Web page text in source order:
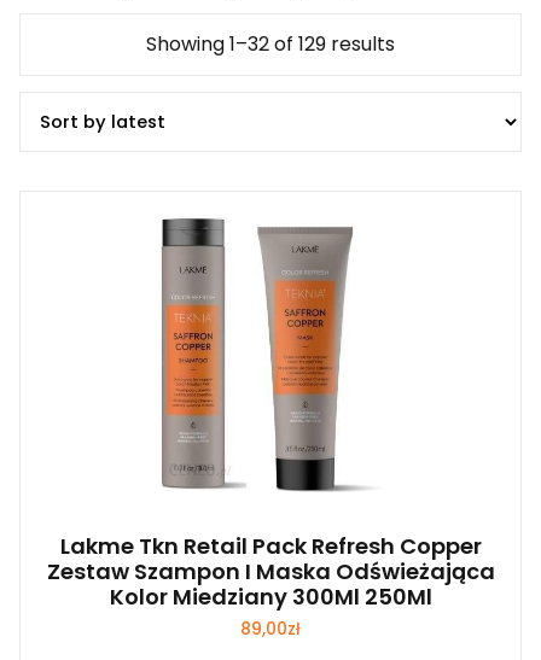
Showing 1–32 of 129 results
Lakme Tkn Retail Pack Refresh Copper
Zestaw Szampon I Maska Odświeżająca
Kolor Miedziany 300Ml 250Ml
89,00zł